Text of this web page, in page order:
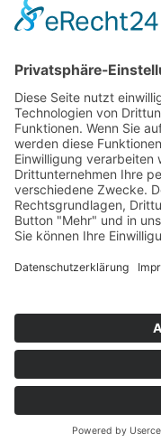
UNSERE PRODUKTE
Erklärvideo
Recruitingfilm
Produktfilm
© 2025